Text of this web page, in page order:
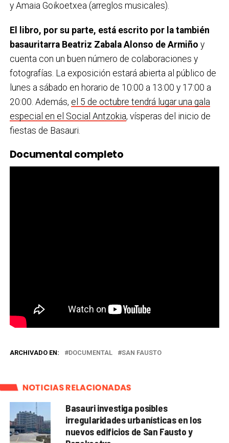
y Amaia Goikoetxea (arreglos musicales).
El libro, por su parte, está escrito por la también
basauritarra Beatriz Zabala Alonso de Armiño y
cuenta con un buen número de colaboraciones y
fotografías. La exposición estará abierta al público de
lunes a sábado en horario de 10:00 a 13:00 y 17:00 a
20:00. Además, el 5 de octubre tendrá lugar una gala
especial en el Social Antzokia, vísperas del inicio de
fiestas de Basauri.
Documental completo
ARCHIVADO EN: DOCUMENTAL SAN FAUSTO
NOTICIAS RELACIONADAS
Basauri investiga posibles
irregularidades urbanísticas en los
nuevos edificios de San Fausto y